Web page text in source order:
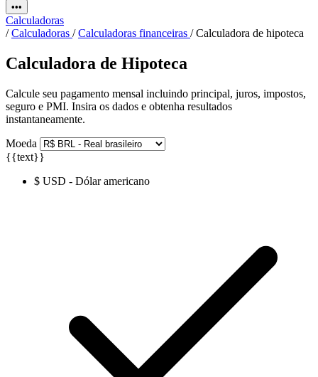
•••
Calculadoras
/ Calculadoras / Calculadoras financeiras / Calculadora de hipoteca
Calculadora de Hipoteca
Calcule seu pagamento mensal incluindo principal, juros, impostos,
seguro e PMI. Insira os dados e obtenha resultados
instantaneamente.
Moeda
{{text}}
$ USD - Dólar americano